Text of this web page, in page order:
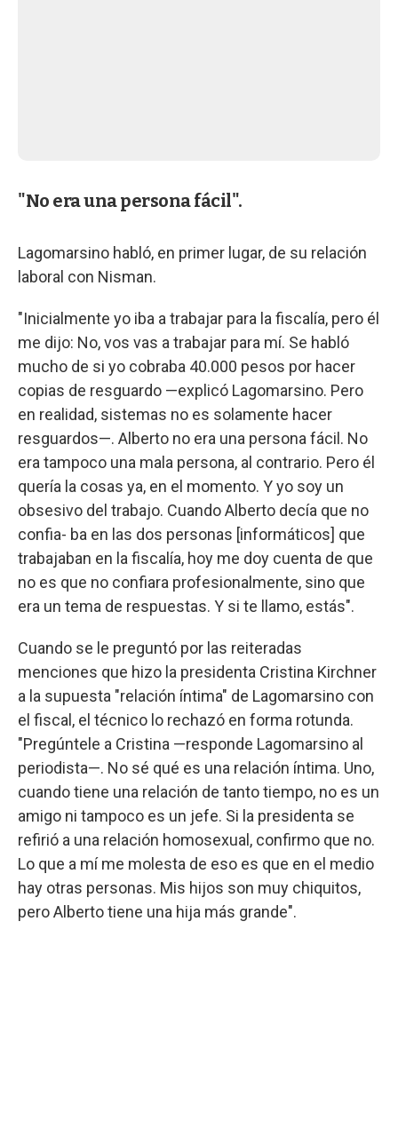
"No era una persona fácil".
Lagomarsino habló, en primer lugar, de su relación
laboral con Nisman.
"Inicialmente yo iba a trabajar para la fiscalía, pero él
me dijo: No, vos vas a trabajar para mí. Se habló
mucho de si yo cobraba 40.000 pesos por hacer
copias de resguardo —explicó Lagomarsino. Pero
en realidad, sistemas no es solamente hacer
resguardos—. Alberto no era una persona fácil. No
era tampoco una mala persona, al contrario. Pero él
quería la cosas ya, en el momento. Y yo soy un
obsesivo del trabajo. Cuando Alberto decía que no
confia- ba en las dos personas [informáticos] que
trabajaban en la fiscalía, hoy me doy cuenta de que
no es que no confiara profesionalmente, sino que
era un tema de respuestas. Y si te llamo, estás".
Cuando se le preguntó por las reiteradas
menciones que hizo la presidenta Cristina Kirchner
a la supuesta "relación íntima" de Lagomarsino con
el fiscal, el técnico lo rechazó en forma rotunda.
"Pregúntele a Cristina —responde Lagomarsino al
periodista—. No sé qué es una relación íntima. Uno,
cuando tiene una relación de tanto tiempo, no es un
amigo ni tampoco es un jefe. Si la presidenta se
refirió a una relación homosexual, confirmo que no.
Lo que a mí me molesta de eso es que en el medio
hay otras personas. Mis hijos son muy chiquitos,
pero Alberto tiene una hija más grande".